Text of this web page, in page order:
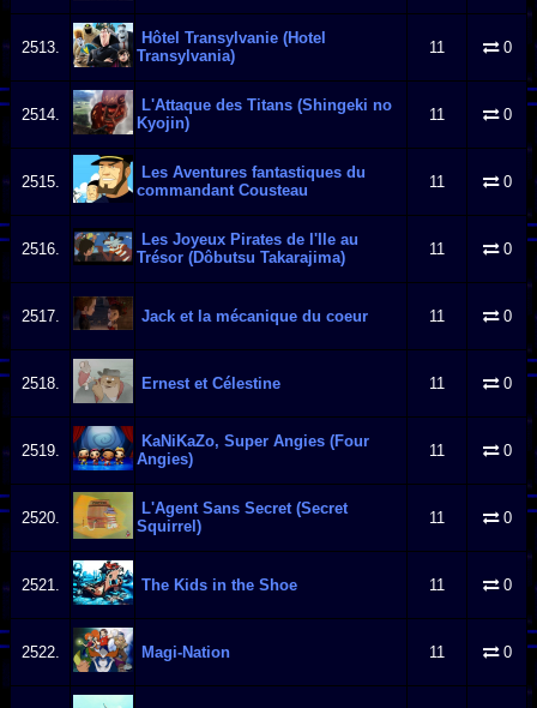
2513.
Hôtel Transylvanie (Hotel
Transylvania)
11 0
2514.
L'Attaque des Titans (Shingeki no
Kyojin)
11 0
2515.
Les Aventures fantastiques du
commandant Cousteau
11 0
2516.
Les Joyeux Pirates de l'Ile au
Trésor (Dôbutsu Takarajima)
11 0
2517. Jack et la mécanique du coeur 11 0
2518. Ernest et Célestine 11 0
2519.
KaNiKaZo, Super Angies (Four
Angies)
11 0
2520.
L'Agent Sans Secret (Secret
Squirrel)
11 0
2521. The Kids in the Shoe 11 0
2522. Magi-Nation 11 0